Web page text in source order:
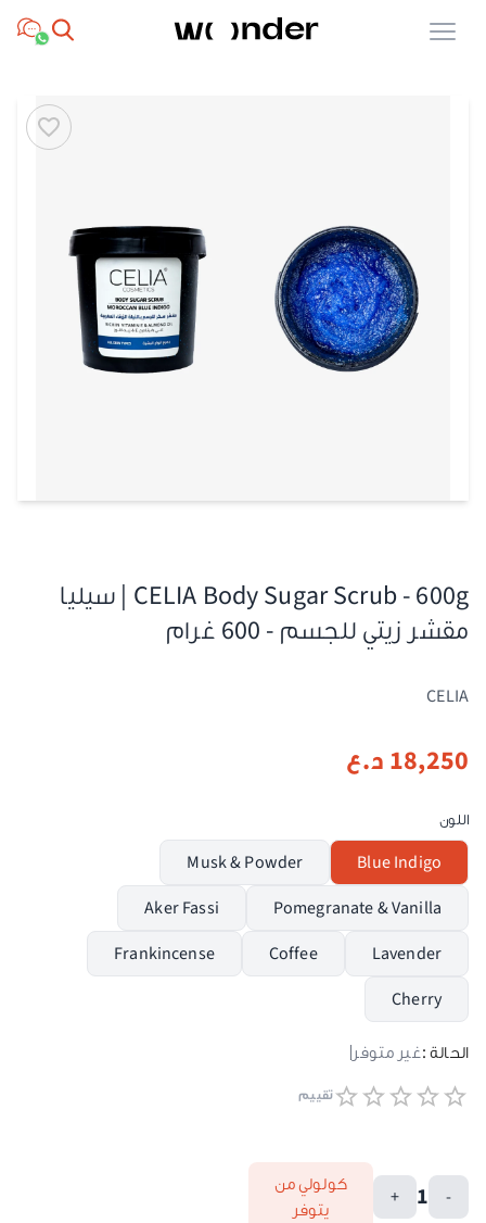
Open menu
CELIA Body Sugar Scrub - 600g | سيليا
مقشر زيتي للجسم - 600 غرام
CELIA
18,250 د.ع
اللون
Blue Indigo
Musk & Powder
Pomegranate & Vanilla
Aker Fassi
Lavender
Coffee
Frankincense
Cherry
الحالة :غير متوفر
تقييم
-
1
+
كولولي من
يتوفر